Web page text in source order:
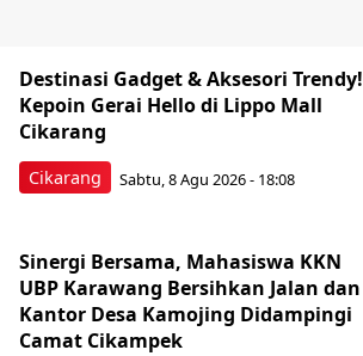
Cikarang
Destinasi Gadget & Aksesori Trendy!
Kepoin Gerai Hello di Lippo Mall
Cikarang
Sabtu, 8 Agu 2026 - 18:08
Sinergi Bersama, Mahasiswa KKN
UBP Karawang Bersihkan Jalan dan
Kantor Desa Kamojing Didampingi
Camat Cikampek